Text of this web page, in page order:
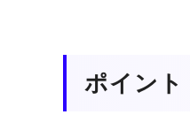
ポイント